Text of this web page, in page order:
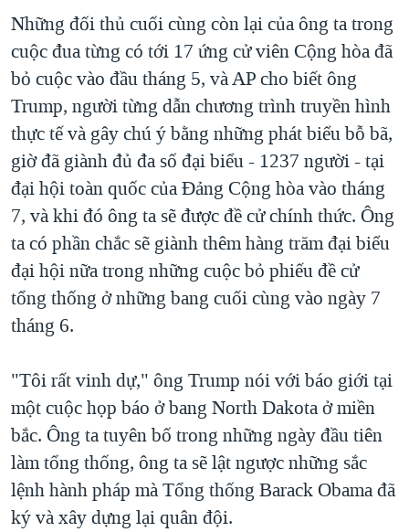
Những đối thủ cuối cùng còn lại của ông ta trong
cuộc đua từng có tới 17 ứng cử viên Cộng hòa đã
bỏ cuộc vào đầu tháng 5, và AP cho biết ông
Trump, người từng dẫn chương trình truyền hình
thực tế và gây chú ý bằng những phát biểu bỗ bã,
giờ đã giành đủ đa số đại biểu - 1237 người - tại
đại hội toàn quốc của Đảng Cộng hòa vào tháng
7, và khi đó ông ta sẽ được đề cử chính thức. Ông
ta có phần chắc sẽ giành thêm hàng trăm đại biểu
đại hội nữa trong những cuộc bỏ phiếu đề cử
tổng thống ở những bang cuối cùng vào ngày 7
tháng 6.
"Tôi rất vinh dự," ông Trump nói với báo giới tại
một cuộc họp báo ở bang North Dakota ở miền
bắc. Ông ta tuyên bố trong những ngày đầu tiên
làm tổng thống, ông ta sẽ lật ngược những sắc
lệnh hành pháp mà Tổng thống Barack Obama đã
ký và xây dựng lại quân đội.